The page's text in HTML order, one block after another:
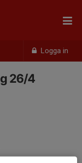
Logga in
26/4